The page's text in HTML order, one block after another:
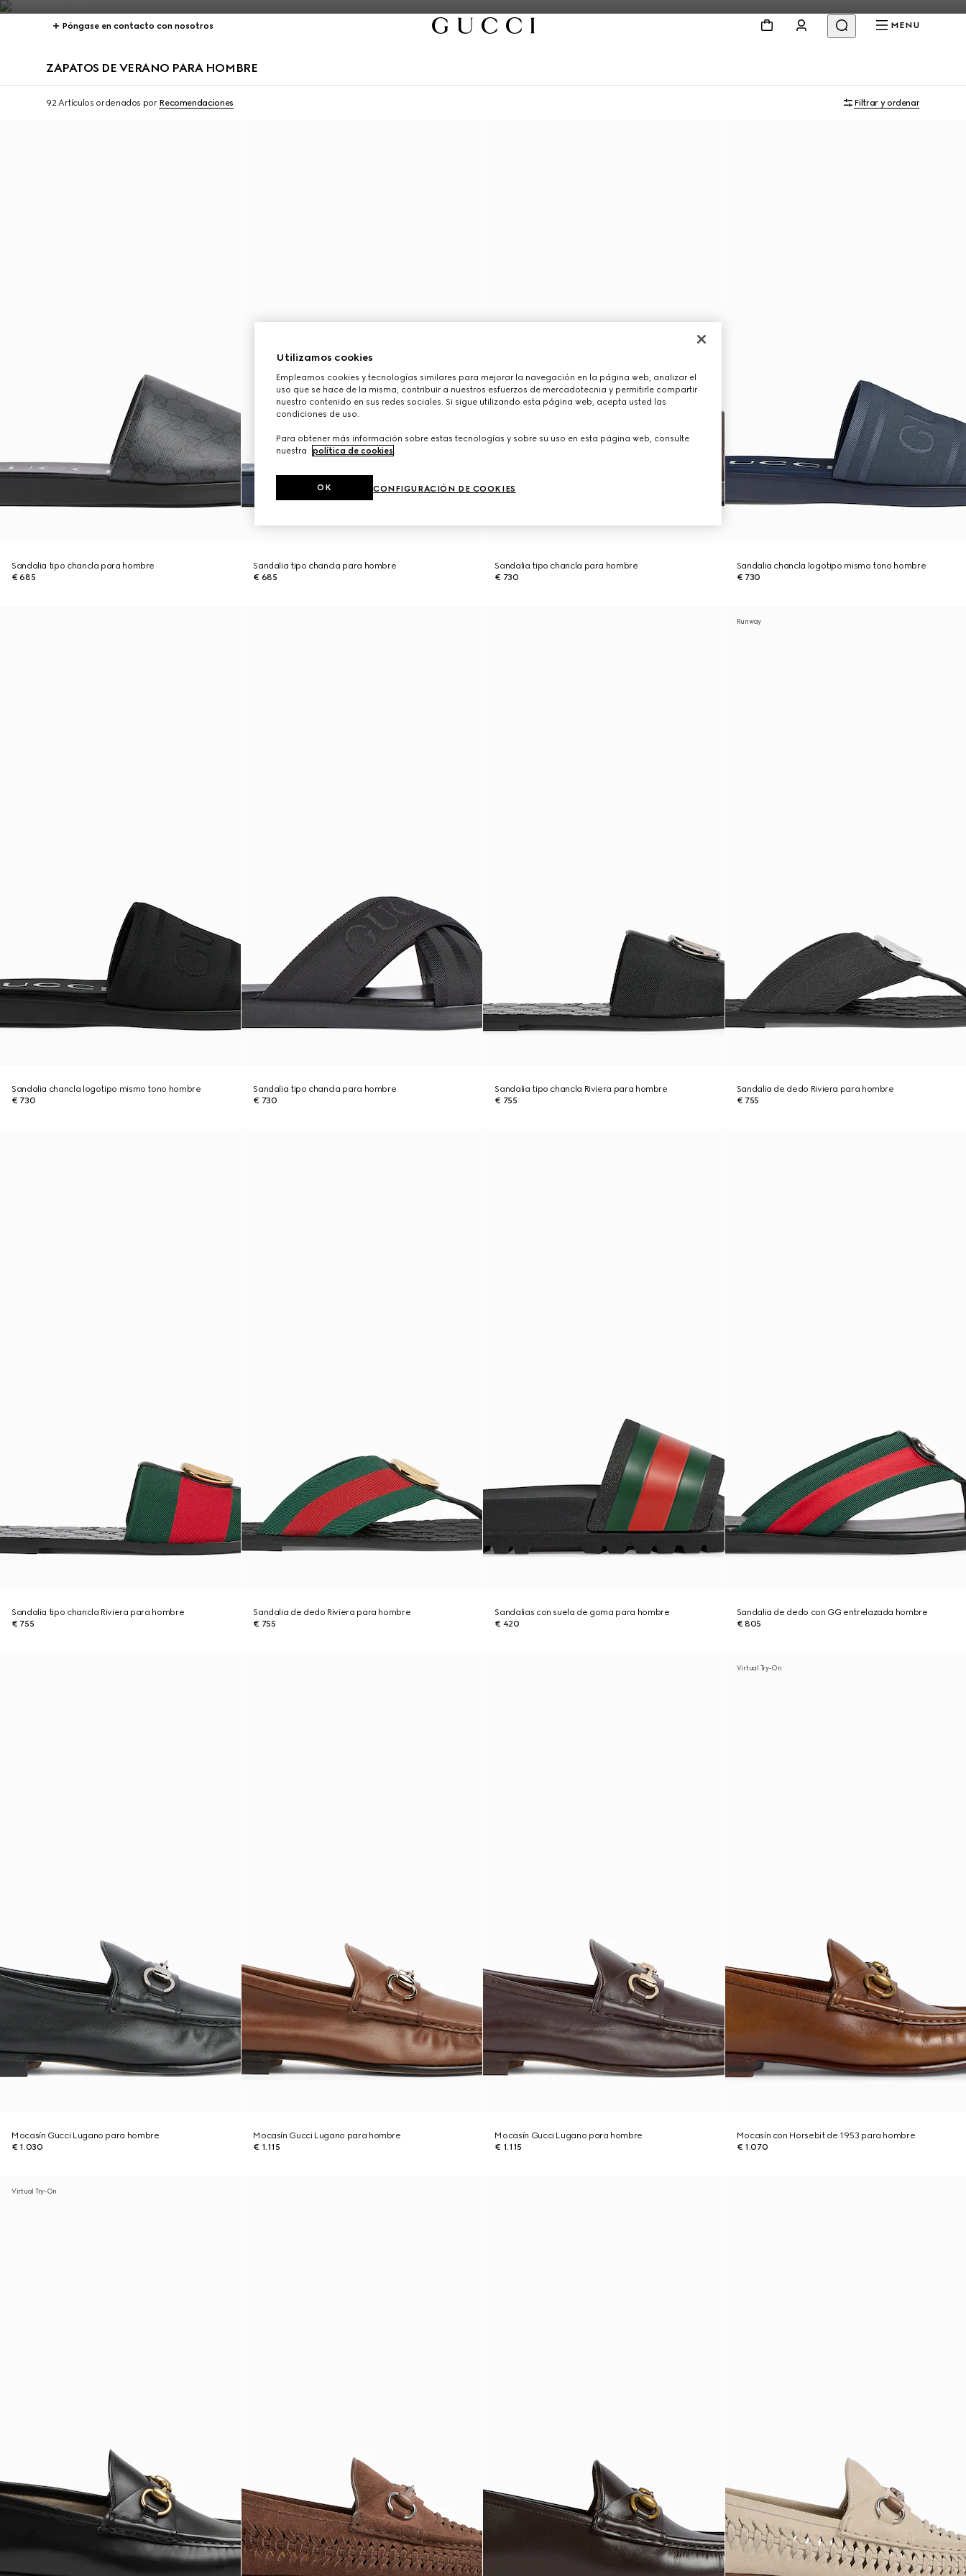
Póngase en contacto con nosotros MENU
ZAPATOS DE VERANO PARA HOMBRE
92 Artículos ordenados por Recomendaciones Filtrar y ordenar
Sandalia tipo chancla para hombre
€ 685
Sandalia tipo chancla para hombre
€ 685
Sandalia tipo chancla para hombre
€ 730
Sandalia chancla logotipo mismo tono hombre
€ 730
Sandalia chancla logotipo mismo tono hombre
€ 730
Sandalia tipo chancla para hombre
€ 730
Sandalia tipo chancla Riviera para hombre
€ 755
Runway
Sandalia de dedo Riviera para hombre
€ 755
Sandalia tipo chancla Riviera para hombre
€ 755
Sandalia de dedo Riviera para hombre
€ 755
Sandalias con suela de goma para hombre
€ 420
Sandalia de dedo con GG entrelazada hombre
€ 805
Mocasín Gucci Lugano para hombre
€ 1.030
Mocasín Gucci Lugano para hombre
€ 1.115
Mocasín Gucci Lugano para hombre
€ 1.115
Virtual Try-On
Mocasín con Horsebit de 1953 para hombre
€ 1.070
Virtual Try-On
Utilizamos cookies
Empleamos cookies y tecnologías similares para mejorar la navegación en la página web, analizar el
uso que se hace de la misma, contribuir a nuestros esfuerzos de mercadotecnia y permitirle compartir
nuestro contenido en sus redes sociales. Si sigue utilizando esta página web, acepta usted las
condiciones de uso.
Para obtener más información sobre estas tecnologías y sobre su uso en esta página web, consulte
nuestra
política de cookies.
CONFIGURACIÓN DE COOKIES
OK